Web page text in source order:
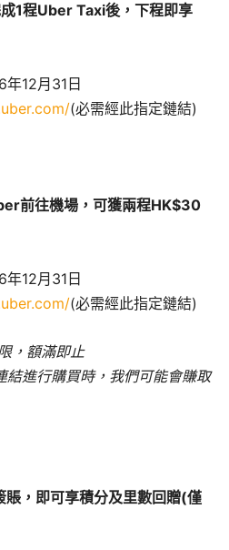
1程Uber Taxi後，下程即享
12月31日
(必需經此指定鏈結)
前往機場，可獲兩程HK$30
12月31日
(必需經此指定鏈結)
，額滿即止
結進行購買時，我們可能會賺取
，即可享積分及里數回贈(僅